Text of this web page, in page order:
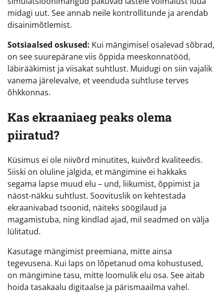
midagi uut. See annab neile kontrollitunde ja arendab
disainimõtlemist.
Sotsiaalsed oskused: Kui mängimisel osalevad sõbrad,
on see suurepärane viis õppida meeskonnatööd,
läbirääkimist ja viisakat suhtlust. Muidugi on siin vajalik
vanema järelevalve, et veenduda suhtluse terves
õhkkonnas.
Kas ekraaniaeg peaks olema
piiratud?
Küsimus ei ole niivõrd minutites, kuivõrd kvaliteedis.
Siiski on oluline jälgida, et mängimine ei hakkaks
segama lapse muud elu – und, liikumist, õppimist ja
näost-näkku suhtlust. Soovituslik on kehtestada
ekraanivabad tsoonid, näiteks söögilaud ja
magamistuba, ning kindlad ajad, mil seadmed on välja
lülitatud.
Kasutage mängimist preemiana, mitte ainsa
tegevusena. Kui laps on lõpetanud oma kohustused,
on mängimine tasu, mitte loomulik elu osa. See aitab
hoida tasakaalu digitaalse ja pärismaailma vahel.